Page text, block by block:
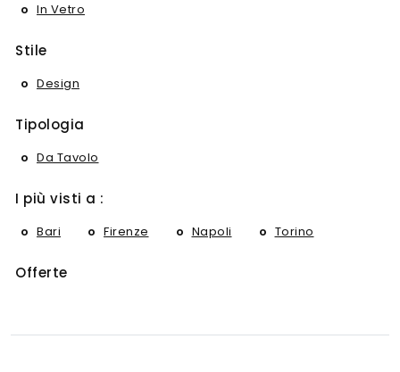
In Vetro
Stile
Design
Tipologia
Da Tavolo
I più visti a :
Bari Firenze Napoli Torino
Offerte